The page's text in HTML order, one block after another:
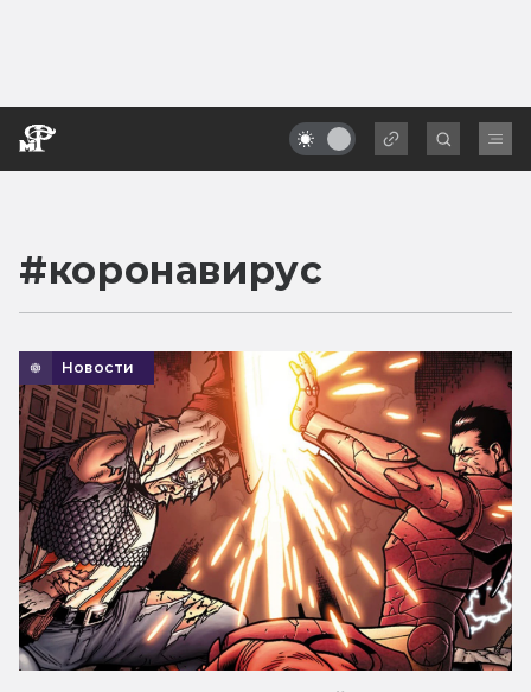
#коронавирус
Новости